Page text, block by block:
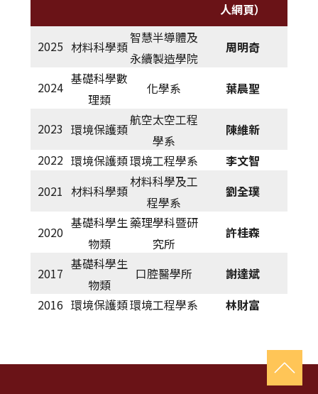
產學合作成果特優教師獎勵
人網頁）
2025 材料科學類
智慧半導體及
永續製造學院
周明奇
2024
基礎科學數
理類
化學系 葉晨聖
2023 環境保護類
航空太空工程
學系
陳維新
2022 環境保護類環境工程學系
李文智
2021 材料科學類
材料科學及工
程學系
劉全璞
2020
基礎科學生
物類
藥理學科暨研
究所
許桂森
2017
基礎科學生
物類
口腔醫學所
謝達斌
2016 環境保護類環境工程學系 林財富